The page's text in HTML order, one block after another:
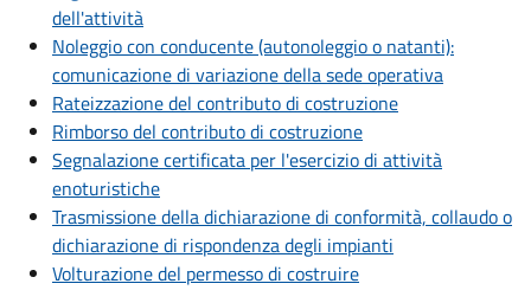
dell'attività
Noleggio con conducente (autonoleggio o natanti):
comunicazione di variazione della sede operativa
Rateizzazione del contributo di costruzione
Rimborso del contributo di costruzione
Segnalazione certificata per l'esercizio di attività
enoturistiche
Trasmissione della dichiarazione di conformità, collaudo o
dichiarazione di rispondenza degli impianti
Volturazione del permesso di costruire